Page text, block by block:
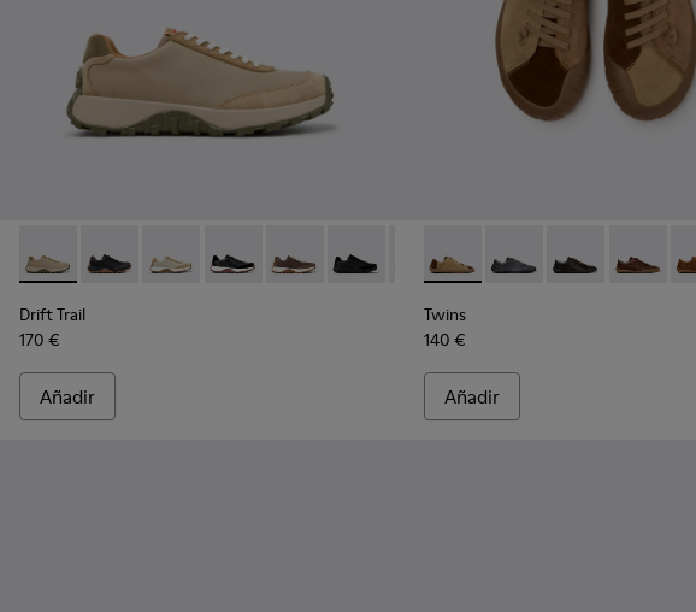
Drift Trail - K100928-026 - Zapatillas multicolor de piel y nobuk para hombre.
Drift Trail - K100928-025
Drift Trail - K100928-023
Drift Trail - K100928-021
Drift Trail - K100928-020
Drift Trail - K100928-015
Drift Trail - K100928-014
Drift Trail - K100928-001 -
Drift Trail
170 €
Añadir
Twins - K101114-014 - Zapatos
Twins - K101114-013 -
Twins - K101114-
Twins -
Twins
140 €
Añadir